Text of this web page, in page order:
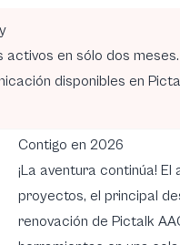
en sólo dos
disponibles en
Contigo en 2026
¡La aventura continúa!
proyectos, el principal
renovación de Pictalk